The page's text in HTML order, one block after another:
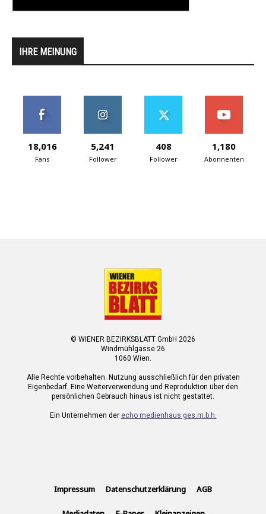
IHRE MEINUNG
18,016
Fans
5,241
Follower
408
Follower
1,180
Abonnenten
© WIENER BEZIRKSBLATT GmbH 2026
Windmühlgasse 26
1060 Wien.
Alle Rechte vorbehalten. Nutzung ausschließlich für den privaten
Eigenbedarf. Eine Weiterverwendung und Reproduktion über den
persönlichen Gebrauch hinaus ist nicht gestattet.
Ein Unternehmen der echo medienhaus ges.m.b.h.
Impressum Datenschutzerklärung AGB